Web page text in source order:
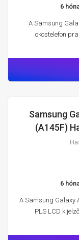
6
A Samsung
okostelefon
Samsung
(A145F)
6
A Samsung Galaxy
PLS LCD